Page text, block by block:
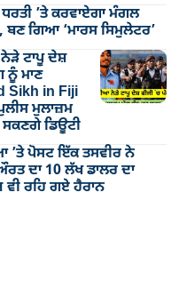
’ਤੇ ਕਰਵਾਏਗਾ ਮੰਗਲ
ਬਣ ਗਿਆ ‘ਮਾਰਸ ਸਿਮੁਲੇਟਰ’
ਟਾਪੂ ਦੇਸ਼
ਨੂੰ ਮਾਣ
Sikh in Fiji
ਮੁਲਾਜ਼ਮ
ਡਿਊਟੀ
’ਤੇ ਪੋਸਟ ਇੱਕ ਤਸਵੀਰ ਨੇ
ਦਾ 10 ਲੱਖ ਡਾਲਰ ਦਾ
ਰਹਿ ਗਏ ਹੈਰਾਨ